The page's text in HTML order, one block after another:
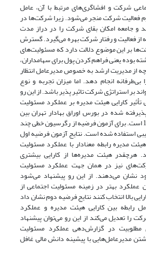
شرکت و افشاگری‌های مرتبط با آن، عامل
فعالیت شرکت منجر می‌شود. زیرا شرکت‌ها در
و جامعه امکان بقای شرکت را در دراز مدت
از فعالیت و رفتار شرکت بهره می‌گیرد. گسترش
بر این موضوع دلالت دارد که مسئولیت‌های
بوده یعنی فراهم کردن پول برای سهامداران،
از مدیریت ارشد به خصوص مدیرعامل انتظار
انجام دهد. اما میزان تجربه و نوع
بر استراتژی شرکت تاثیر پذیر باشد. از این رو
کارایی هیئت مدیره بر عملکرد مسئولیت
شده در بورس اوراق بهادار تهران بین
سال‌های 1393 تا 1397 است. برای آزمون فرضیه از رگرسیون خطی چند
استفاده شده است. نتایج آزمون فرضیه اول
مدیره رابطه معنادار با عملکرد مسئولیت
هرچقدر هیئت مدیره‌ها از کارایی بیشتری
نیز در همان جهت عملکرد مسئولیت
نشان می‌دهند. از این رو پیشنهاد می‌شود
بهتر در زمینه مسئولیت اجتماعی از
بالا انتخاب کنند نتایج فرضیه دوم نشان داد
رابطه بین کارایی هیئت مدیره و عملکرد
را تعدیل می‌کند از این رو می‌توان پیشنهاد
مطلوبیت در گزارش‌دهی عملکرد مسئولیت
مدیرعامل‌هایی با پیشینه دانش مالی غافل